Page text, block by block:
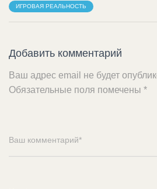
ИГРОВАЯ РЕАЛЬНОСТЬ
Добавить комментарий
Ваш адрес email не будет
Обязательные поля помечены *